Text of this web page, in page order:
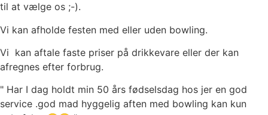
til at vælge os ;-).
Vi kan afholde festen med eller uden bowling.
Vi kan aftale faste priser på drikkevare eller der kan
afregnes efter forbrug.
" Har I dag holdt min 50 års fødselsdag hos jer en god
service .god mad hyggelig aften med bowling kan kun